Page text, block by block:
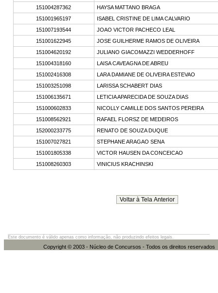
151004287362
HAYSA MATTANO BRAGA
151001965197
ISABEL CRISTINE DE LIMA CALVARIO
151007193544
JOAO VICTOR PACHECO LEAL
151001622945
JOSE GUILHERME RAMOS DE OLIVEIRA
151004620192
JULIANO GIACOMAZZI WEDDERHOFF
151004318160
LAISA CAVEAGNA DE ABREU
151002416308
LARA DAMIANE DE OLIVEIRA ESTEVAO
151003251098
LARISSA SCHABERT DIAS
151006135671
LETICIA APARECIDA DE SOUZA DIAS
151000602833
NICOLLY CAMILLE DOS SANTOS PEREIRA
151008562921
RAFAEL FLORSZ DE MEDEIROS
152000233775
RENATO DE SOUZA DUQUE
151007027821
STEPHANE ARAGAO SENA
151001805338
VICTOR HAUSEN DA CONCEICAO
151008260303
VINICIUS KRACHINSKI
Este documento é válido apenas como informação, não produzindo efeitos legais.
Copyright © 2003 - Núcleo de Concursos - Todos os direitos